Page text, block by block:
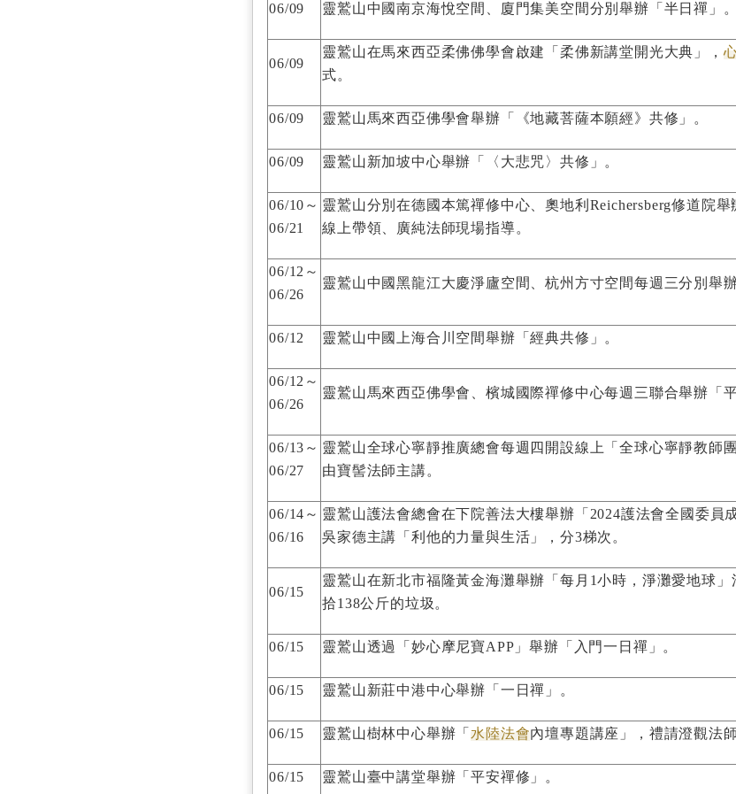
06/09 靈鷲山中國南京海悅空間、廈門集美空間分別舉辦「半日禪」。
06/09
靈鷲山在馬來西亞柔佛佛學會啟建「柔佛新講堂開光大典」，
式。
06/09 靈鷲山馬來西亞佛學會舉辦「《地藏菩薩本願經》共修」。
06/09 靈鷲山新加坡中心舉辦「〈大悲咒〉共修」。
06/10～
06/21
靈鷲山分別在德國本篤禪修中心、奧地利Reichersberg修道院
線上帶領、廣純法師現場指導。
06/12～
06/26
靈鷲山中國黑龍江大慶淨廬空間、杭州方寸空間每週三分別舉
06/12 靈鷲山中國上海合川空間舉辦「經典共修」。
06/12～
06/26
靈鷲山馬來西亞佛學會、檳城國際禪修中心每週三聯合舉辦「
06/13～
06/27
靈鷲山全球心寧靜推廣總會每週四開設線上「全球心寧靜教師
由寶髻法師主講。
06/14～
06/16
靈鷲山護法會總會在下院善法大樓舉辦「2024護法會全國委員
吳家德主講「利他的力量與生活」，分3梯次。
06/15
靈鷲山在新北市福隆黃金海灘舉辦「每月1小時，淨灘愛地球
拾138公斤的垃圾。
06/15 靈鷲山透過「妙心摩尼寶APP」舉辦「入門一日禪」。
06/15 靈鷲山新莊中港中心舉辦「一日禪」。
06/15 靈鷲山樹林中心舉辦「 水陸法會內壇專題講座」，禮請澄觀法
06/15 靈鷲山臺中講堂舉辦「平安禪修」。